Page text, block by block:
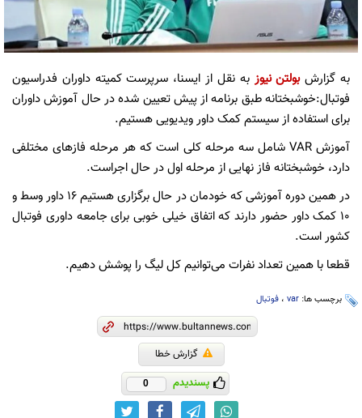
به گزارش بولتن نیوز به نقل از ایسنا، سرپرست کمیته داوران فدراسیون
فوتبال:خوشبختانه طبق برنامه از پیش تعیین شده در حال آموزش داوران
برای استفاده از سیستم کمک داور ویدیویی هستیم.
آموزش VAR شامل سه مرحله کلی است که هر مرحله فازهای مختلفی
دارد، خوشبختانه فاز نهایی از مرحله اول در حال اجراست.
در همین دوره آموزشی که خودمان در حال برگزاری هستیم ۱۶ داور وسط و
۱۰ کمک داور حضور دارند که اتفاق خیلی خوبی برای جامعه داوری فوتبال
کشور است.
قطعا با همین تعداد نفرات می‌توانیم کل لیگ را پوشش دهیم.
برچسب ها: var ، فوتبال
گزارش خطا
پسندیدم 0